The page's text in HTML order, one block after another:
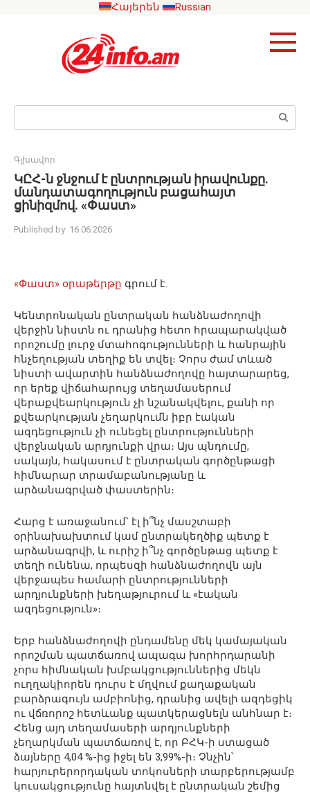
Հայերեն Russian
Search:
Գլխավոր
ԿԸՀ-ն ջնջում է ընտրության իրավունքը.
մանդատագողություն բացահայտ
ցինիզմով. «Փաստ»
Published by: 16.06.2026
«Փաստ» օրաթերթը գրում է.
Կենտրոնական ընտրական հանձնաժողովի
վերջին նիստն ու դրանից հետո հրապարակված
որոշումը լուրջ մտահոգությունների և հանրային
հնչեղության տեղիք են տվել։ Չորս ժամ տևած
նիստի ավարտին հանձնաժողովը հայտարարեց,
որ երեք վիճահարույց տեղամասերում
վերաքվեարկություն չի նշանակվելու, քանի որ
քվեարկության չեղարկումն իբր էական
ազդեցություն չի ունեցել ընտրությունների
վերջնական արդյունքի վրա։ Այս պնդումը,
սակայն, հակասում է ընտրական գործընթացի
հիմնարար տրամաբանությանը և
արձանագրված փաստերին։
Հարց է առաջանում՝ էլ ի՞նչ մասշտաբի
օրինախախտում կամ ընտրակեղծիք պետք է
արձանագրվի, և ուրիշ ի՞նչ գործընթաց պետք է
տեղի ունենա, որպեսզի հանձնաժողովն այն
վերջապես համարի ընտրությունների
արդյունքների խեղաթյուրում և «էական
ազդեցություն»։
Երբ հանձնաժողովի ընդամենը մեկ կամայական
որոշման պատճառով ապագա խորհրդարանի
չորս հիմնական խմբակցություններից մեկն
ուղղակիորեն դուրս է մղվում քաղաքական
բարձրագույն ամբիոնից, դրանից ավելի ազդեցիկ
ու վճռորոշ հետևանք պատկերացնելն անհնար է։
Հենց այդ տեղամասերի արդյունքների
չեղարկման պատճառով է, որ ԲՀԿ-ի ստացած
ձայները 4,04 %-ից իջել են 3,99%-ի։ Չնչին՝
հարյուրերորդական տոկոսների տարբերությամբ
կուսակցությունը հայտնվել է ընտրական շեմից